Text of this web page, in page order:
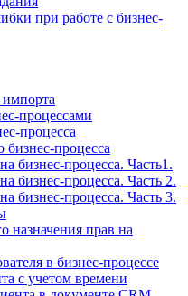
при работе с бизнес-
процессами
процесса
бизнес-процесса
бизнес-процесса. Часть1.
бизнес-процесса. Часть 2.
бизнес-процесса. Часть 3.
назначения прав на
в бизнес-процессе
с учетом времени